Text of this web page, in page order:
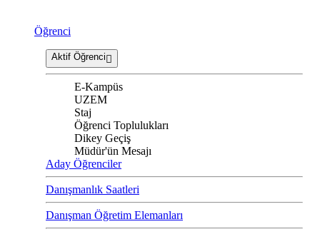
Öğrenci
Aktif Öğrenci
E-Kampüs
UZEM
Staj
Öğrenci Toplulukları
Dikey Geçiş
Müdür'ün Mesajı
Aday Öğrenciler
Danışmanlık Saatleri
Danışman Öğretim Elemanları